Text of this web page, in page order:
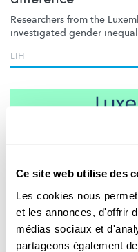
Ce site web utilise des
Les cookies nous
et les annonces, d'offrir
médias sociaux et
partageons également
Researchers from the
investigated gender
LIH
Participez aux études